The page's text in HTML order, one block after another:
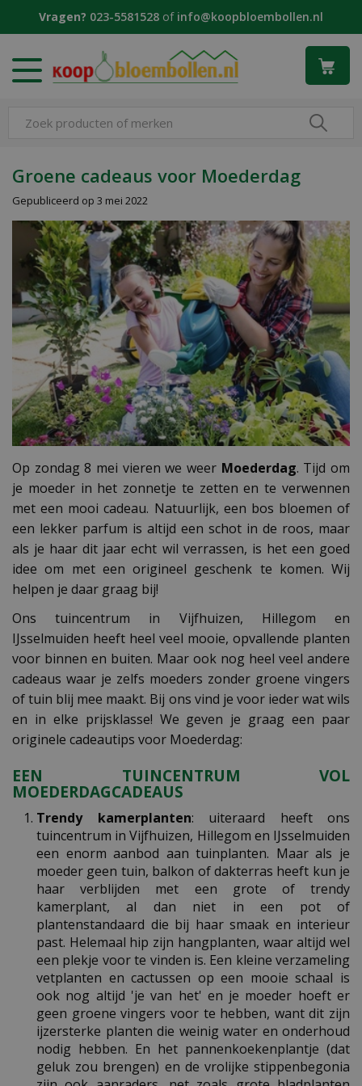
Vragen? 023-5581528 of info@koopbloembollen.nl
Groene cadeaus voor Moederdag
Gepubliceerd op 3 mei 2022
Op zondag 8 mei vieren we weer Moederdag. Tijd om
je moeder in het zonnetje te zetten en te verwennen
met een mooi cadeau. Natuurlijk, een bos bloemen of
een lekker parfum is altijd een schot in de roos, maar
als je haar dit jaar echt wil verrassen, is het een goed
idee om met een origineel geschenk te komen. Wij
helpen je daar graag bij!
Ons tuincentrum in Vijfhuizen, Hillegom en
IJsselmuiden heeft heel veel mooie, opvallende planten
voor binnen en buiten. Maar ook nog heel veel andere
cadeaus waar je zelfs moeders zonder groene vingers
of tuin blij mee maakt. Bij ons vind je voor ieder wat wils
en in elke prijsklasse! We geven je graag een paar
originele cadeautips voor Moederdag:
EEN TUINCENTRUM VOL
MOEDERDAGCADEAUS
Trendy kamerplanten: uiteraard heeft ons
tuincentrum in Vijfhuizen, Hillegom en IJsselmuiden
een enorm aanbod aan tuinplanten. Maar als je
moeder geen tuin, balkon of dakterras heeft kun je
haar verblijden met een grote of trendy
kamerplant, al dan niet in een pot of
plantenstandaard die bij haar smaak en interieur
past. Helemaal hip zijn hangplanten, waar altijd wel
een plekje voor te vinden is. Een kleine verzameling
vetplanten en cactussen op een mooie schaal is
ook nog altijd 'je van het' en je moeder hoeft er
geen groene vingers voor te hebben, want dit zijn
ijzersterke planten die weinig water en onderhoud
nodig hebben. En het pannenkoekenplantje (dat
geluk zou brengen) en de vrolijke stippenbegonia